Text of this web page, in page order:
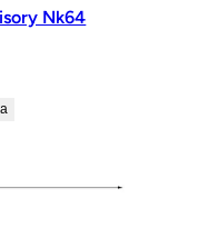
Nk64